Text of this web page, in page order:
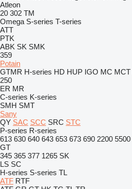
Atleon
20 302 TM
Omega S-series T-series
ATT
PTK
ABK SK SMK
359
Potain
GTMR H-series HD HUP IGO MC MCT
250
ER MR
C-series K-series
SMH SMT
Sany
QY SAC SCC SRC STC
P-series R-series
613 630 640 643 653 673 690 2200 5500
GT
345 365 377 1265 SK
LS SC
H-series S-series TL
ATF RTF